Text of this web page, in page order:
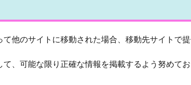
他のサイトに移動された場合、移動先サイトで
、可能な限り正確な情報を掲載するよう努めて